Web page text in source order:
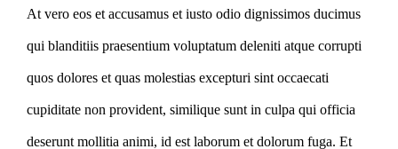
At vero eos et accusamus et iusto odio dignissimos ducimus
qui blanditiis praesentium voluptatum deleniti atque corrupti
quos dolores et quas molestias excepturi sint occaecati
cupiditate non provident, similique sunt in culpa qui officia
deserunt mollitia animi, id est laborum et dolorum fuga. Et